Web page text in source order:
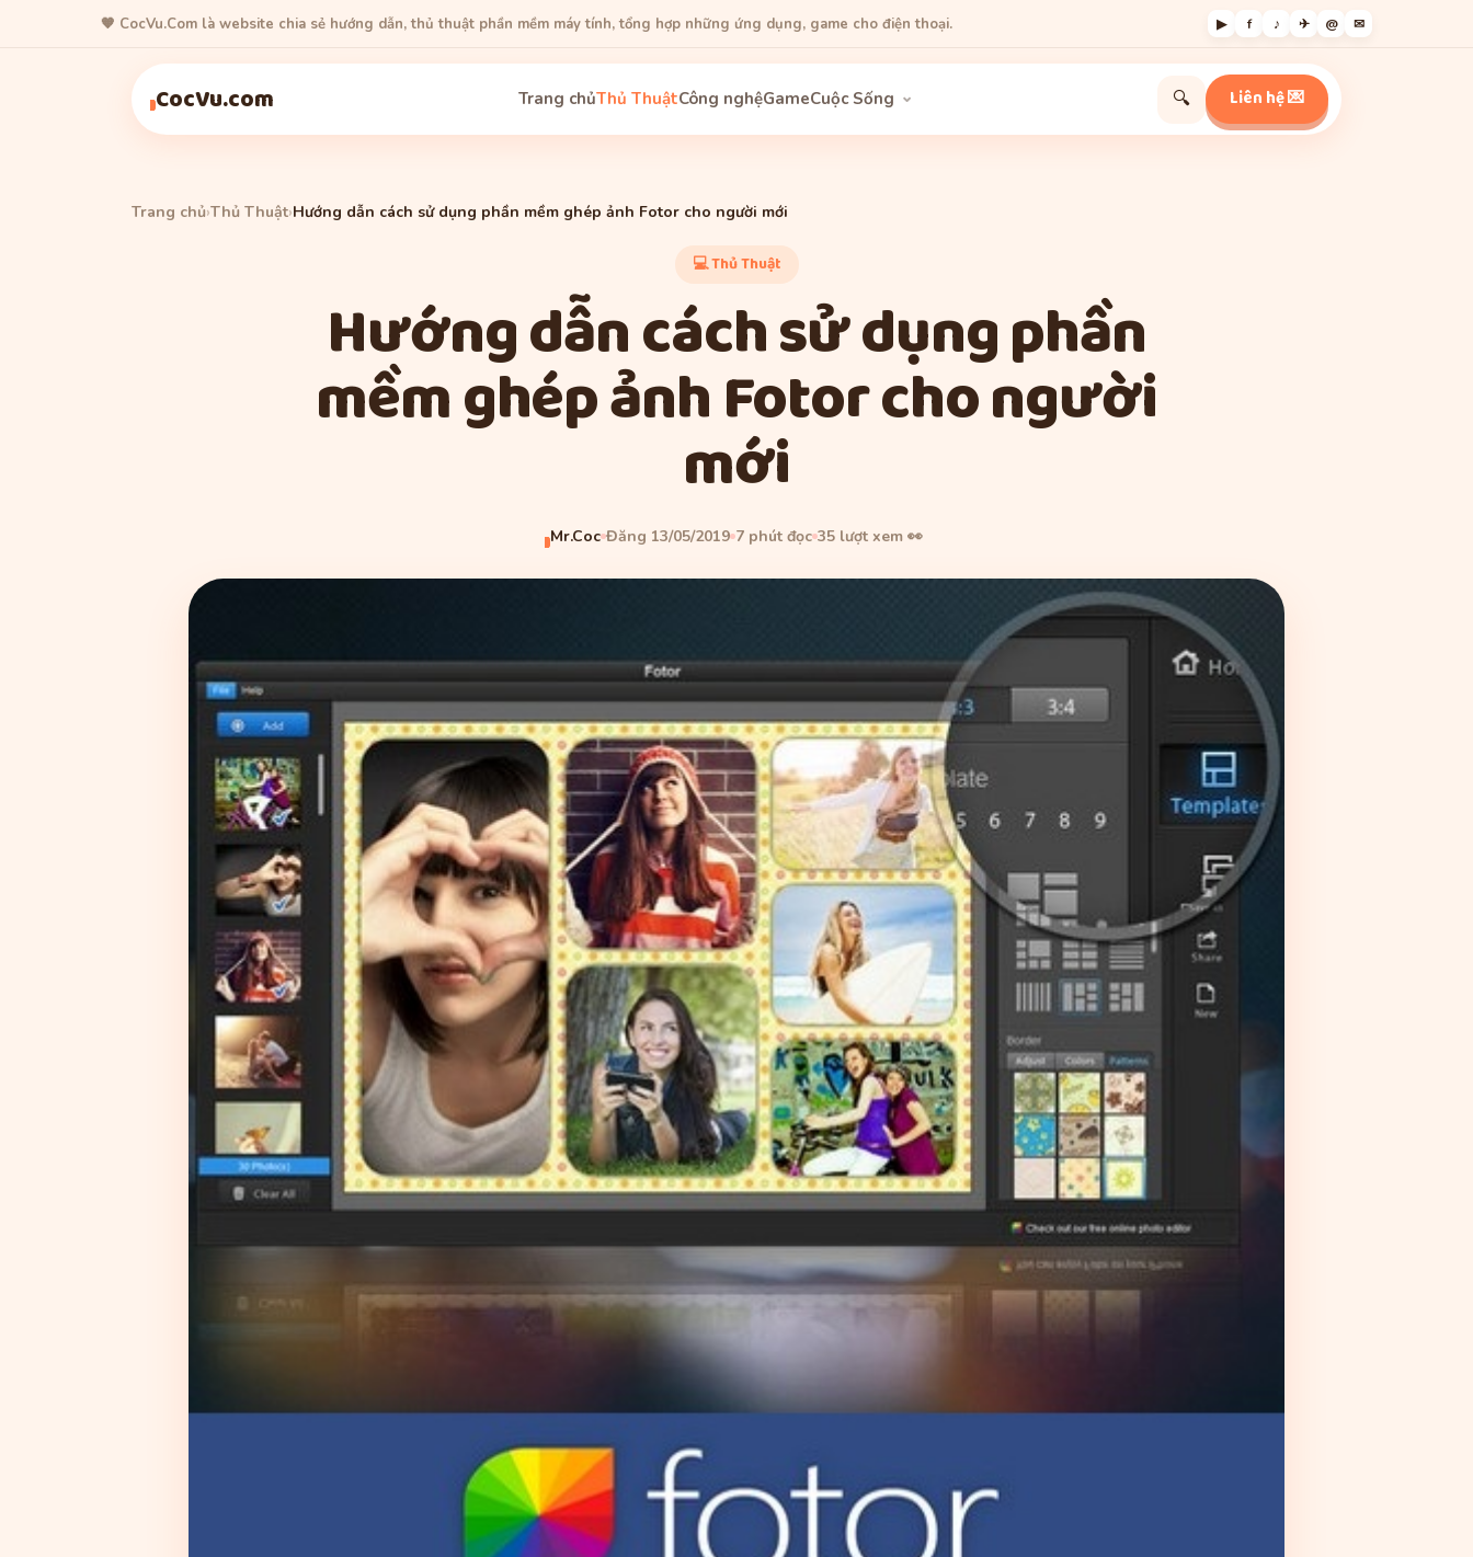
🧡 CocVu.Com là website chia sẻ hướng dẫn, thủ thuật phần mềm máy tính, tổng hợp những ứng dụng, game cho điện thoại. ▶ f ♪ ✈ @ ✉
CocVu.com Trang chủThủ ThuậtCông nghệGameCuộc Sống 🔍 Liên hệ 💌
Trang chủ›Thủ Thuật›Hướng dẫn cách sử dụng phần mềm ghép ảnh Fotor cho người mới
💻 Thủ Thuật
Hướng dẫn cách sử dụng phần
mềm ghép ảnh Fotor cho người
mới
Mr.Coc Đăng 13/05/2019 7 phút đọc 35 lượt xem 👀